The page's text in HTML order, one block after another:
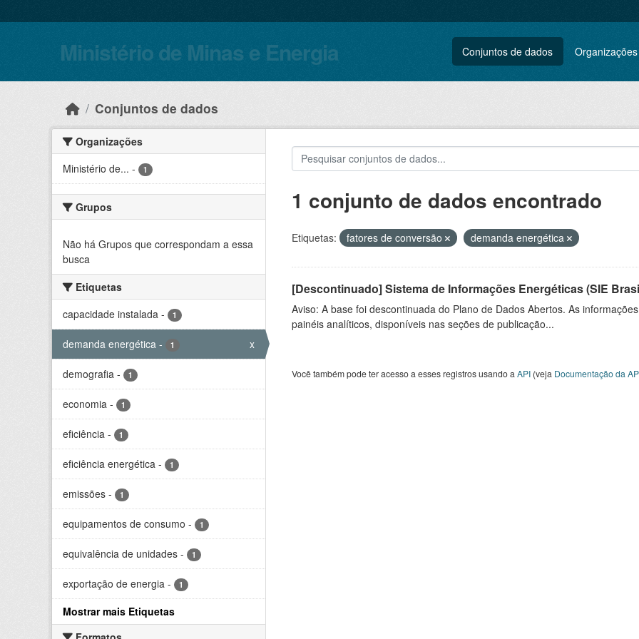
Ministério de Minas e Energia Conjuntos de dados Organizações
Conjuntos de dados
Organizações
Ministério de... - 1
Grupos
Não há Grupos que correspondam a essa
busca
Etiquetas
capacidade instalada - 1
demanda energética - 1 x
demografia - 1
economia - 1
eficiência - 1
eficiência energética - 1
emissões - 1
equipamentos de consumo - 1
equivalência de unidades - 1
exportação de energia - 1
Mostrar mais Etiquetas
1 conjunto de dados encontrado
Etiquetas: fatores de conversão demanda energética
[Descontinuado] Sistema de Informações Energéticas (SIE
Aviso: A base foi descontinuada do Plano de Dados Abertos. As
painéis analíticos, disponíveis nas seções de publicação...
Você também pode ter acesso a esses registros usando a API(veja Documentação da